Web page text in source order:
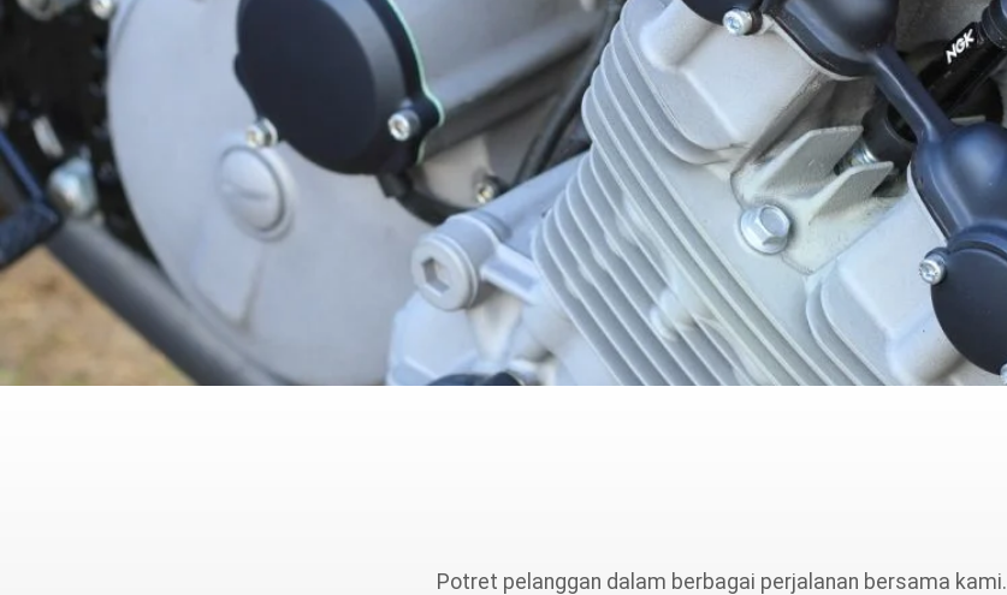
Potret pelanggan dalam berbagai perjalanan bersama kami.